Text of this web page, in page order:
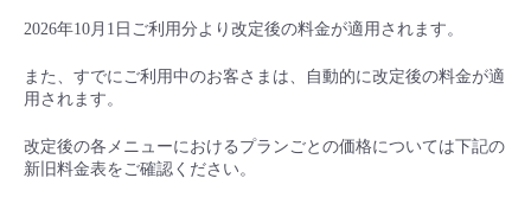
2026年10月1日ご利用分より改定後の料金が適用されます。
また、すでにご利用中のお客さまは、自動的に改定後の料金が適
用されます。
改定後の各メニューにおけるプランごとの価格については下記の
新旧料金表をご確認ください。